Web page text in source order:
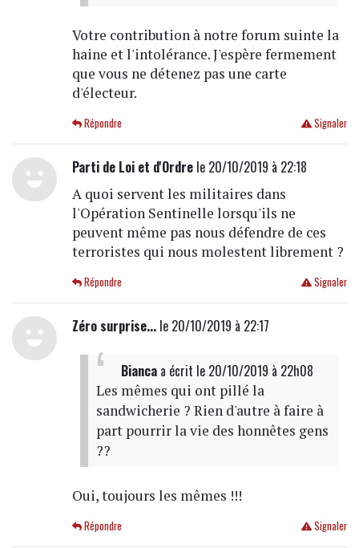
Votre contribution à notre forum suinte la
haine et l'intolérance. J'espère fermement
que vous ne détenez pas une carte
d'électeur.
Signaler
Répondre
Parti de Loi et d'Ordrele 20/10/2019 à 22:18
A quoi servent les militaires dans
l'Opération Sentinelle lorsqu'ils ne
peuvent même pas nous défendre de ces
terroristes qui nous molestent librement ?
Signaler
Répondre
Zéro surprise...le 20/10/2019 à 22:17
Biancaa écrit le 20/10/2019 à 22h08
Les mêmes qui ont pillé la
sandwicherie ? Rien d'autre à faire à
part pourrir la vie des honnêtes gens
??
Oui, toujours les mêmes !!!
Signaler
Répondre